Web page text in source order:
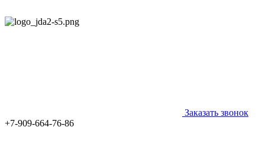
Заказать звонок
+7-909-664-76-86